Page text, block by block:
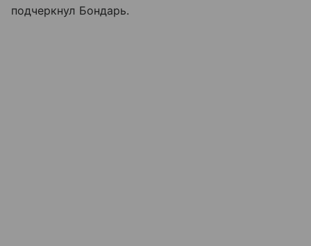
подчеркнул Бондарь.